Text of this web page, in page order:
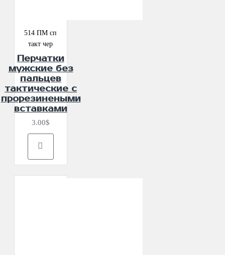
514 ПМ сп
такт чер
Перчатки
мужские без
пальцев
тактические с
прорезинеными
вставками
3.00$